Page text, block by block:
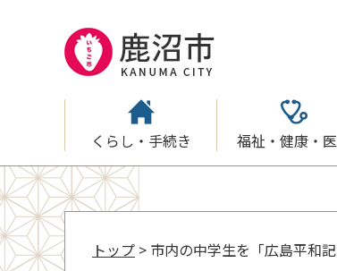
くらし・手続き 福祉・健康・
トップ > 市内の中学生を「広島平和